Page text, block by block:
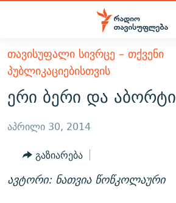
Accessibility
მთავარ
შინაარსზე
დაბრუნება
მთავარ
ნავიგაციაზე
დაბრუნება
ძიებაზე
დაბრუნება
ᲐᲮᲐᲚᲘ ᲐᲛᲑᲔᲑᲘ
ᲗᲔᲛᲔᲑᲘ
ᲞᲝᲚᲘᲢᲘᲙᲐ
ᲔᲙᲝᲜᲝᲛᲘᲙᲐ
ᲡᲐᲖᲝᲒᲐᲓᲝᲔᲑᲐ
ᲙᲣᲚᲢᲣᲠᲐ
ᲕᲘᲓᲔᲝ
ᲑᲚᲝᲒᲔᲑᲘ
ᲞᲝᲓᲙᲐᲡᲢᲔᲑᲘ
ᲐᲡᲐᲗᲘᲐᲜᲘᲡ ᲙᲣᲗᲮᲔ
ᲒᲐᲓᲐᲪᲔᲛᲔᲑᲘ
ᲗᲐᲕᲘᲡᲣᲤᲐᲚᲘ ᲡᲘᲕᲠᲪᲔ – ᲗᲥᲕᲔᲜᲘ
ᲞᲣᲑᲚᲘᲙᲐᲪᲘᲔᲑᲘᲡᲗᲕᲘᲡ
ერი ბერი და აბორტი
აპრილი 30, 2014
გაზიარება
ავტორი: ნათვია წოწკოლაური